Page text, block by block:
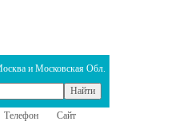
и Московская Обл.
Телефон Сайт